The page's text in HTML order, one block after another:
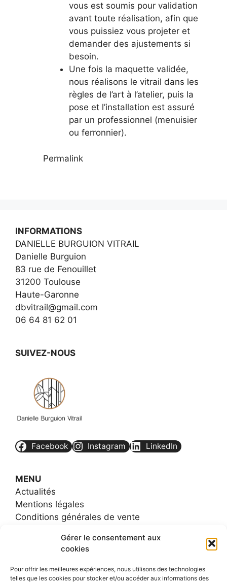
Gérer le consentement aux
cookies
Pour offrir les meilleures expériences, nous utilisons des technologies
telles que les cookies pour stocker et/ou accéder aux informations des
vous est soumis pour validation
avant toute réalisation, afin que
vous puissiez vous projeter et
demander des ajustements si
besoin.
Une fois la maquette validée,
nous réalisons le vitrail dans les
règles de l’art à l’atelier, puis la
pose et l’installation est assuré
par un professionnel (menuisier
ou ferronnier).
Permalink
INFORMATIONS
DANIELLE BURGUION VITRAIL
Danielle Burguion
83 rue de Fenouillet
31200 Toulouse
Haute-Garonne
dbvitrail@gmail.com
06 64 81 62 01
SUIVEZ-NOUS
Facebook Instagram LinkedIn
MENU
Actualités
Mentions légales
Conditions générales de vente
Plan de site